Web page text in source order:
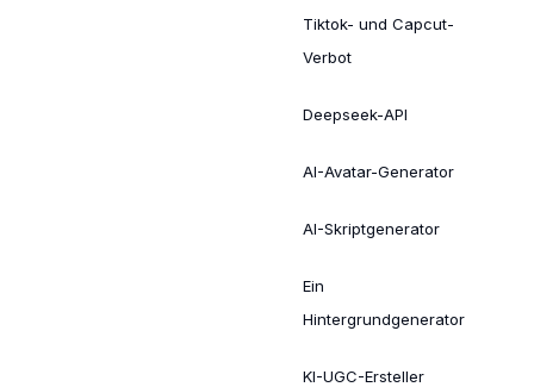
Tiktok- und Capcut-
Verbot
Deepseek-API
AI-Avatar-Generator
AI-Skriptgenerator
Ein
Hintergrundgenerator
KI-UGC-Ersteller